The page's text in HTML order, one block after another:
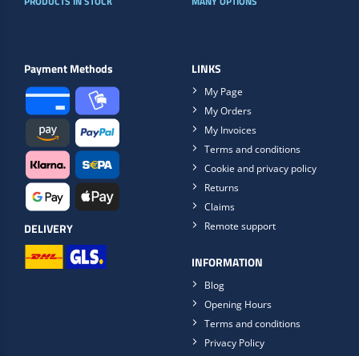
Payment Methods
DELIVERY
LINKS
My Page
My Orders
My Invoices
Terms and conditions
Cookie and privacy policy
Returns
Claims
Remote support
INFORMATION
Blog
Opening Hours
Terms and conditions
Privacy Policy